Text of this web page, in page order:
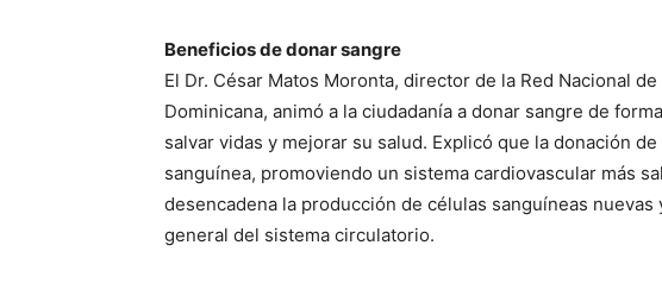
Beneficios de donar sangre
El Dr. César Matos Moronta, director de la Red Nacional
Dominicana, animó a la ciudadanía a donar sangre de
salvar vidas y mejorar su salud. Explicó que la donación
sanguínea, promoviendo un sistema cardiovascular más
desencadena la producción de células sanguíneas nuevas
general del sistema circulatorio.